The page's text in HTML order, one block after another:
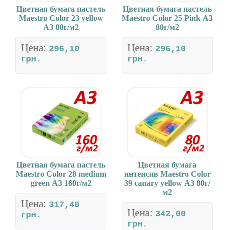
Цветная бумага пастель
Maestro Color 23 yellow
А3 80г/м2
Цена: 296,10
грн.
Цветная бумага пастель
Maestro Color 25 Pink А3
80г/м2
Цена: 296,10
грн.
Цветная бумага пастель
Maestro Color 28 medium
green А3 160г/м2
Цена: 317,40
грн.
Цветная бумага
интенсив Maestro Color
39 canary yellow А3 80г/
м2
Цена: 342,00
грн.